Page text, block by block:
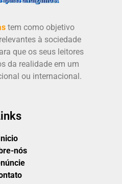
tem como objetivo
à sociedade
que os seus leitores
da realidade em um
ou internacional.
nós